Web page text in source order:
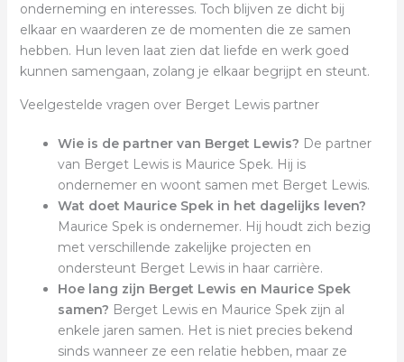
onderneming en interesses. Toch blijven ze dicht bij
elkaar en waarderen ze de momenten die ze samen
hebben. Hun leven laat zien dat liefde en werk goed
kunnen samengaan, zolang je elkaar begrijpt en steunt.
Veelgestelde vragen over Berget Lewis partner
Wie is de partner van Berget Lewis? De partner
van Berget Lewis is Maurice Spek. Hij is
ondernemer en woont samen met Berget Lewis.
Wat doet Maurice Spek in het dagelijks leven?
Maurice Spek is ondernemer. Hij houdt zich bezig
met verschillende zakelijke projecten en
ondersteunt Berget Lewis in haar carrière.
Hoe lang zijn Berget Lewis en Maurice Spek
samen? Berget Lewis en Maurice Spek zijn al
enkele jaren samen. Het is niet precies bekend
sinds wanneer ze een relatie hebben, maar ze